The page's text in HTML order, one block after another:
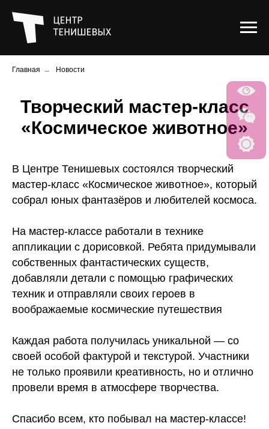
Главная → Новости
Творческий мастер-класс
«Космическое животное»
В Центре Тенишевых состоялся творческий
мастер-класс «Космическое животное», который
собрал юных фантазёров и любителей космоса.
На мастер-классе работали в технике
аппликации с дорисовкой. Ребята придумывали
собственных фантастических существ,
добавляли детали с помощью графических
техник и отправляли своих героев в
воображаемые космические путешествия
Каждая работа получилась уникальной — со
своей особой фактурой и текстурой. Участники
не только проявили креативность, но и отлично
провели время в атмосфере творчества.
Спасибо всем, кто побывал на мастер-классе!